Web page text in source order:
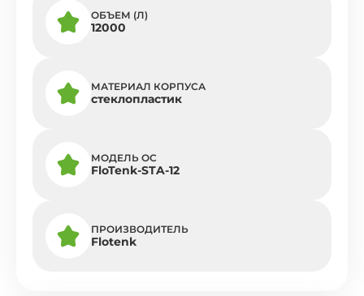
ОБЪЕМ (Л)
12000
МАТЕРИАЛ КОРПУСА
стеклопластик
МОДЕЛЬ ОС
FloTenk-STA-12
ПРОИЗВОДИТЕЛЬ
Flotenk